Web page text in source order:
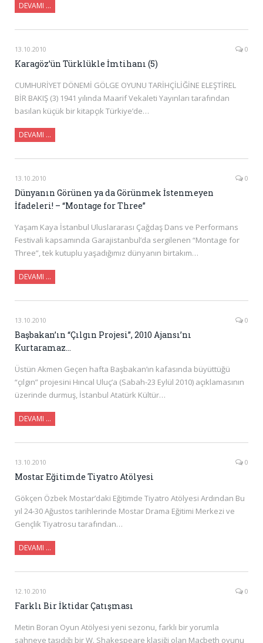
DEVAMI …
13.10.2010 0
Karagöz’ün Türklükle İmtihanı (5)
CUMHURİYET DÖNEMİ GÖLGE OYUNU TARİHÇİLİĞİNE ELEŞTİREL
BİR BAKIŞ (3) 1941 yılında Maarif Vekaleti Yayınları tarafından
basılan küçük bir kitapçık Türkiye’de…
DEVAMI …
13.10.2010 0
Dünyanın Görünen ya da Görünmek İstenmeyen
İfadeleri! – “Montage for Three”
Yaşam Kaya İstanbul Uluslararası Çağdaş Dans ve Performans
Festivali kapsamında Garajistanbul’da sergilenen “Montage for
Three”, tek kutuplu yaşadığımız dünyanın birtakım…
DEVAMI …
13.10.2010 0
Başbakan’ın “Çılgın Projesi”, 2010 Ajansı’nı
Kurtaramaz…
Üstün Akmen Geçen hafta Başbakan’ın kafasında büyüttüğü
“çılgın” projesini Hıncal Uluç’a (Sabah-23 Eylül 2010) açıklamasının
üzerinde durmuş, İstanbul Atatürk Kültür…
DEVAMI …
13.10.2010 0
Mostar Eğitimde Tiyatro Atölyesi
Gökçen Özbek Mostar’daki Eğitimde Tiyatro Atölyesi Ardından Bu
yıl 24-30 Ağustos tarihlerinde Mostar Drama Eğitimi Merkezi ve
Gençlik Tiyatrosu tarafından…
DEVAMI …
12.10.2010 0
Farklı Bir İktidar Çatışması
Metin Boran Oyun Atölyesi yeni sezonu, farklı bir yorumla
sahneye taşıdığı bir W. Shakespeare klasiği olan Macbeth oyunu